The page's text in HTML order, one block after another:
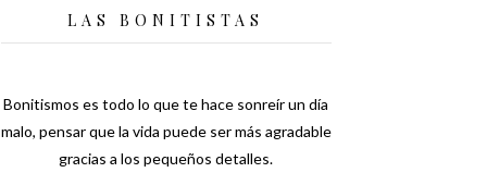
LAS BONITISTAS
Bonitismos es todo lo que te hace sonreír un día
malo, pensar que la vida puede ser más agradable
gracias a los pequeños detalles.